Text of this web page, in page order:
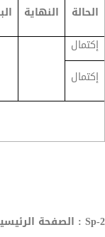
الحالة
النهاية
إكتمال
إكتمال
Sp-2 : الصفحة الرئيسية: